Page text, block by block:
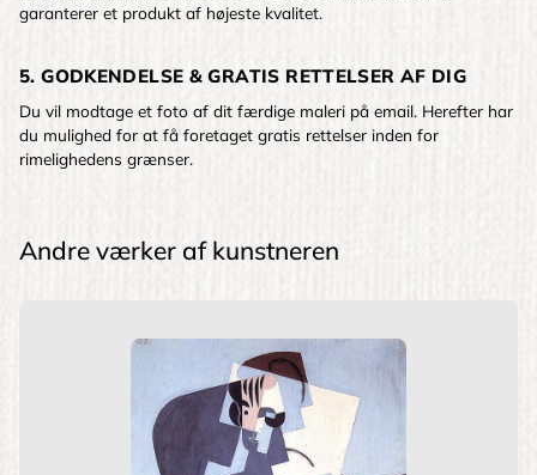
garanterer et produkt af højeste kvalitet.
5. GODKENDELSE & GRATIS RETTELSER AF DIG
Du vil modtage et foto af dit færdige maleri på email. Herefter har
du mulighed for at få foretaget gratis rettelser inden for
rimelighedens grænser.
Andre værker af kunstneren